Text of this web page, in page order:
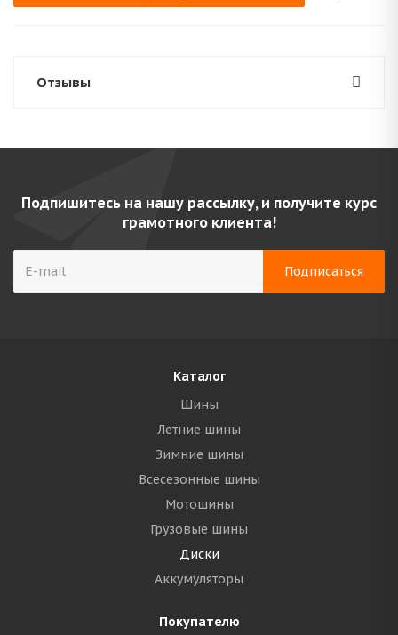
Отзывы
Подпишитесь на нашу рассылку, и получите курс
грамотного клиента!
Каталог
Шины
Летние шины
Зимние шины
Всесезонные шины
Мотошины
Грузовые шины
Диски
Аккумуляторы
Покупателю